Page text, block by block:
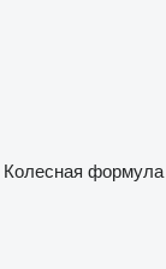
Колесная формула